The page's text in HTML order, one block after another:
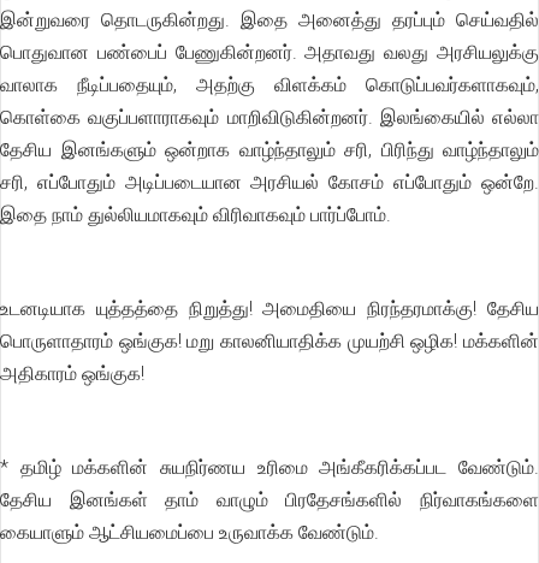
இன்றுவரை தொடருகின்றது. இதை அனைத்து தரப்பும் செய்வதில்
பொதுவான பண்பைப் பேணுகின்றனர். அதாவது வலது அரசியலுக்கு
வாலாக நீடிப்பதையும், அதற்கு விளக்கம் கொடுப்பவர்களாகவும்,
கொள்கை வகுப்பளாராகவும் மாறிவிடுகின்றனர். இலங்கையில் எல்லா
தேசிய இனங்களும் ஒன்றாக வாழ்ந்தாலும் சரி, பிரிந்து வாழ்ந்தாலும்
சரி, எப்போதும் அடிப்படையான அரசியல் கோசம் எப்போதும் ஒன்றே.
இதை நாம் துல்லியமாகவும் விரிவாகவும் பார்ப்போம்.
உடனடியாக யுத்தத்தை நிறுத்து! அமைதியை நிரந்தரமாக்கு! தேசிய
பொருளாதாரம் ஒங்குக! மறு காலனியாதிக்க முயற்சி ஒழிக! மக்களின்
அதிகாரம் ஒங்குக!
* தமிழ் மக்களின் சுயநிர்ணய உரிமை அங்கீகரிக்கப்பட வேண்டும்.
தேசிய இனங்கள் தாம் வாழும் பிரதேசங்களில் நிர்வாகங்களை
கையாளும் ஆட்சியமைப்பை உருவாக்க வேண்டும்.